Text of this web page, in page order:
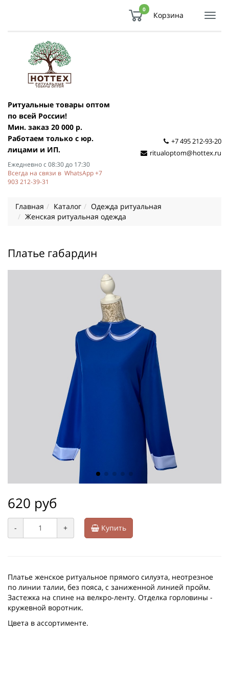
0
Корзина
Ритуальные товары оптом
по всей России!
Мин. заказ 20 000 р.
Работаем только с юр.
лицами и ИП.
Ежедневно с 08:30 до 17:30
Всегда на связи в WhatsApp +7
903 212-39-31
+7 495 212-93-20
ritualoptom@hottex.ru
Главная Каталог
Одежда ритуальная
Женская ритуальная одежда
Платье габардин
620 руб
- + Купить
Платье женское ритуальное прямого силуэта, неотрезное
по линии талии, без пояса, с заниженной линией пройм.
Застежка на спине на велкро-ленту. Отделка горловины -
кружевной воротник.
Цвета в ассортименте.